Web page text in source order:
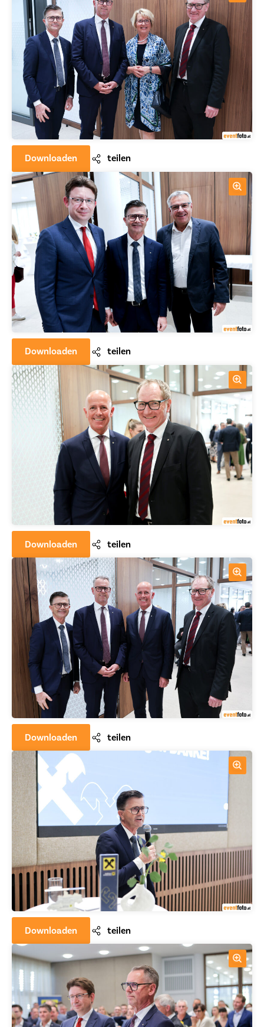
Downloaden teilen
Downloaden teilen
Downloaden teilen
Downloaden teilen
Downloaden teilen